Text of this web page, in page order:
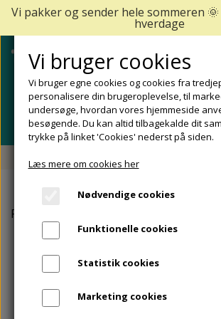
SHOP
FODCREMER
NEGLESVAMP
REDSKABER TIL FODPLEJE OG
FODFILE OG FODHØVLE
SÅLER, FODINDLÆG OG
FODPROBLEMER
APOFYSITIS CALCANEI/SEVERS
REJSESTØRRELSER
MÆRKER
Fri fragt fra 499 DKK - Levering 1-
Forside
Vi bruger cookies
Vi bruger egne cookies og cookies fra
personalisere din brugeroplevelse, til
undersøge, hvordan vores hjemmeside
besøgende. Du kan altid tilbagekalde dit
trykke på linket 'Cookies' nederst på siden.
Læs mere om cookies her
Nødvendige cookies
Funktionelle cookies
Statistik cookies
Marketing cookies
Vi pakker og sender hele sommeren
hverdage